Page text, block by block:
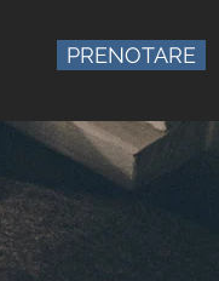
PRENOTARE